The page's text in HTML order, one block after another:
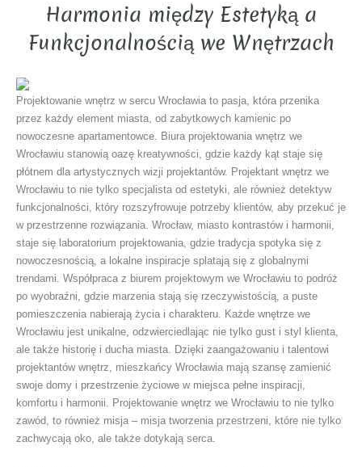
Harmonia między Estetyką a
Funkcjonalnością we Wnętrzach
Projektowanie wnętrz w sercu Wrocławia to pasja, która przenika
przez każdy element miasta, od zabytkowych kamienic po
nowoczesne apartamentowce. Biura projektowania wnętrz we
Wrocławiu stanowią oazę kreatywności, gdzie każdy kąt staje się
płótnem dla artystycznych wizji projektantów. Projektant wnętrz we
Wrocławiu to nie tylko specjalista od estetyki, ale również detektyw
funkcjonalności, który rozszyfrowuje potrzeby klientów, aby przekuć je
w przestrzenne rozwiązania. Wrocław, miasto kontrastów i harmonii,
staje się laboratorium projektowania, gdzie tradycja spotyka się z
nowoczesnością, a lokalne inspiracje splatają się z globalnymi
trendami. Współpraca z biurem projektowym we Wrocławiu to podróż
po wyobraźni, gdzie marzenia stają się rzeczywistością, a puste
pomieszczenia nabierają życia i charakteru. Każde wnętrze we
Wrocławiu jest unikalne, odzwierciedlając nie tylko gust i styl klienta,
ale także historię i ducha miasta. Dzięki zaangażowaniu i talentowi
projektantów wnętrz, mieszkańcy Wrocławia mają szansę zamienić
swoje domy i przestrzenie życiowe w miejsca pełne inspiracji,
komfortu i harmonii. Projektowanie wnętrz we Wrocławiu to nie tylko
zawód, to również misja – misja tworzenia przestrzeni, które nie tylko
zachwycają oko, ale także dotykają serca.